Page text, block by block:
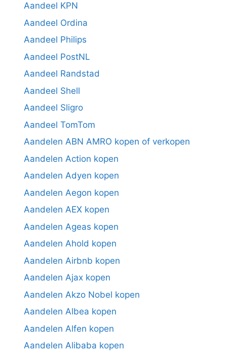
Aandeel KPN
Aandeel Ordina
Aandeel Philips
Aandeel PostNL
Aandeel Randstad
Aandeel Shell
Aandeel Sligro
Aandeel TomTom
Aandelen ABN AMRO kopen of verkopen
Aandelen Action kopen
Aandelen Adyen kopen
Aandelen Aegon kopen
Aandelen AEX kopen
Aandelen Ageas kopen
Aandelen Ahold kopen
Aandelen Airbnb kopen
Aandelen Ajax kopen
Aandelen Akzo Nobel kopen
Aandelen Albea kopen
Aandelen Alfen kopen
Aandelen Alibaba kopen